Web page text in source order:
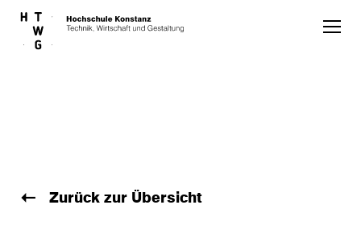
Skip to main content
Zurück zur Übersicht